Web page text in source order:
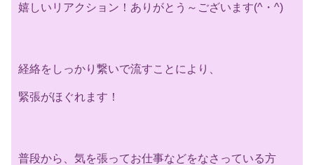
嬉しいリアクション！ありがとう～ございます(^・^)
経絡をしっかり繋いで流すことにより、
緊張がほぐれます！
普段から、気を張ってお仕事などをなさっている方